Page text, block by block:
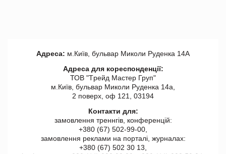
Адреса: м.Київ, бульвар Миколи Руденка 14А
Адреса для кореспонденції:
ТОВ "Tрейд Мастер Груп"
м.Київ, бульвар Миколи Руденка 14а,
2 поверх, оф 121, 03194
Контакти для:
замовлення треннгів, конференцій:
+380 (67) 502-99-00,
замовлення реклами на порталі, журналах:
+380 (67) 502 30 13,